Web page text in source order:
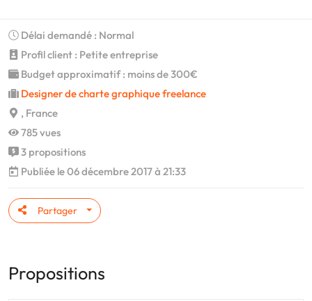
Délai demandé : Normal
Profil client : Petite entreprise
Budget approximatif : moins de 300€
Designer de charte graphique freelance
, France
785 vues
3 propositions
Publiée le 06 décembre 2017 à 21:33
Partager
Propositions